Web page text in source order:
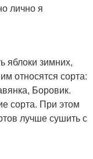
лично я
яблоки зимних,
относятся сорта:
Боровик.
сорта. При этом
лучше сушить с